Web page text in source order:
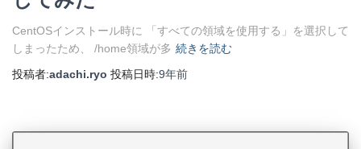
CentOSインストール時に 「すべての領域を使用する」を選択して
しまったため、 /home領域が多 続きを読む
投稿者:adachi.ryo 投稿日時:9年前